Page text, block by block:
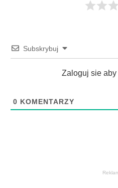
Subskrybuj
Zaloguj sie
0 KOMENTARZY